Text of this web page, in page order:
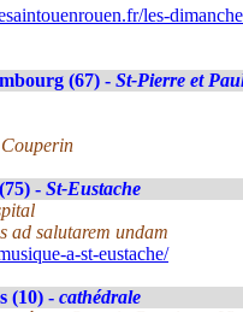
les-
(67) - St-Pierre et
- St-Eustache
ad salutarem undam
a-st-eustache/
(10) - cathédrale